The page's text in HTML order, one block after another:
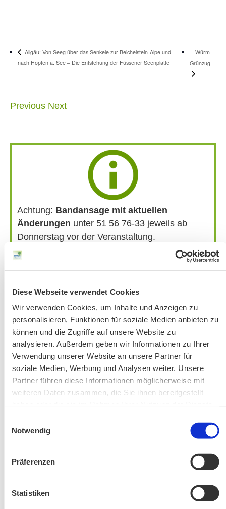
Diese Webseite verwendet Cookies
Wir verwenden Cookies, um Inhalte und Anzeigen zu
personalisieren, Funktionen für soziale Medien anbieten zu
können und die Zugriffe auf unsere Website zu
analysieren. Außerdem geben wir Informationen zu Ihrer
Verwendung unserer Website an unsere Partner für
soziale Medien, Werbung und Analysen weiter. Unsere
Partner führen diese Informationen möglicherweise mit
weiteren Daten zusammen, die Sie ihnen bereitgestellt
Notwendig
Präferenzen
Statistiken
Allgäu: Von Seeg über das Senkele zur Beichelstein-Alpe und
nach Hopfen a. See – Die Entstehung der Füssener Seenplatte
Würm-
Grünzug
Previous Next
Achtung: Bandansage mit aktuellen
Änderungen unter 51 56 76-33 jeweils ab
Donnerstag vor der Veranstaltung.
Bitte beachten Sie unsere Hinweise zu
Kontakt-Telefonnummern
AKTUELLE ÄNDERUNGEN BEIM BILDUNGSWERK:
Aktuelle Änderungen bei unseren Exkursionen
Änderung! Aschauer Runde: Bankerlweg – Bärnsee –